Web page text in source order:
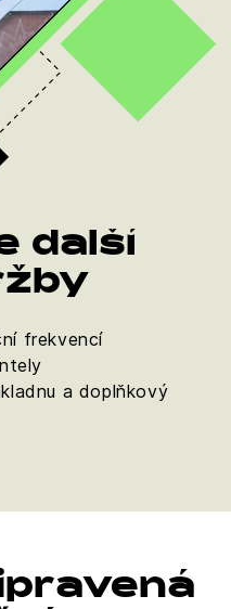
další
frekvencí
a doplňkový